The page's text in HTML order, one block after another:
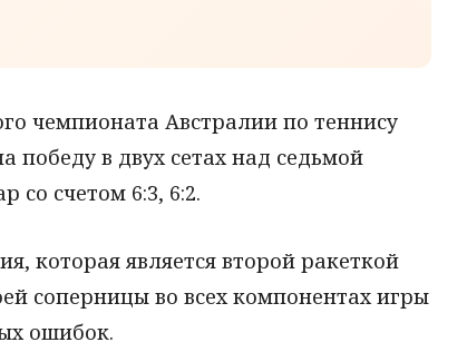
чемпионата Австралии по теннису
в двух сетах над седьмой
со счетом 6:3, 6:2.
которая является второй ракеткой
соперницы во всех компонентах игры
ошибок.